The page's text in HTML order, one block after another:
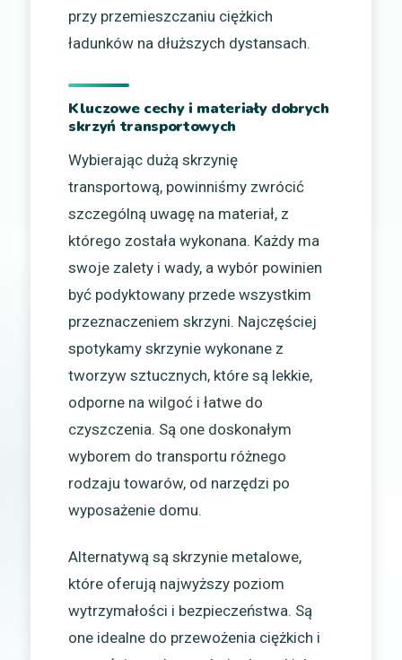
przy przemieszczaniu ciężkich
ładunków na dłuższych dystansach.
Kluczowe cechy i materiały dobrych
skrzyń transportowych
Wybierając dużą skrzynię
transportową, powinniśmy zwrócić
szczególną uwagę na materiał, z
którego została wykonana. Każdy ma
swoje zalety i wady, a wybór powinien
być podyktowany przede wszystkim
przeznaczeniem skrzyni. Najczęściej
spotykamy skrzynie wykonane z
tworzyw sztucznych, które są lekkie,
odporne na wilgoć i łatwe do
czyszczenia. Są one doskonałym
wyborem do transportu różnego
rodzaju towarów, od narzędzi po
wyposażenie domu.
Alternatywą są skrzynie metalowe,
które oferują najwyższy poziom
wytrzymałości i bezpieczeństwa. Są
one idealne do przewożenia ciężkich i